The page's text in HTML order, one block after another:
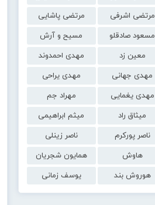
مرتضی اشرفی
مرتضی پاشایی
مسعود صادقلو
مسیح و آرش
معین زد
مهدی احمدوند
مهدی جهانی
مهدی یراحی
مهدی یغمایی
مهراد جم
میثاق راد
میثم ابراهیمی
ناصر پورکرم
ناصر زینلی
هاوش
همایون شجریان
هوروش بند
یوسف زمانی